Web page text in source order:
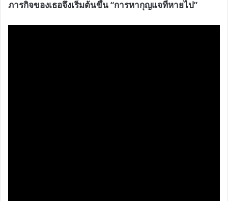
ภารกิจของเธอจึงเริ่มต้นขึ้น “การหากุญแจที่หายไป”